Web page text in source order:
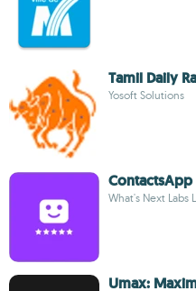
Tamil Daily
Yosoft Solutions
What's Next Labs
Umax: